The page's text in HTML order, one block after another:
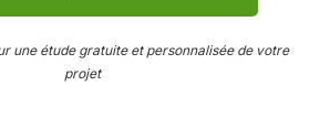
une étude gratuite et personnalisée de votre
projet